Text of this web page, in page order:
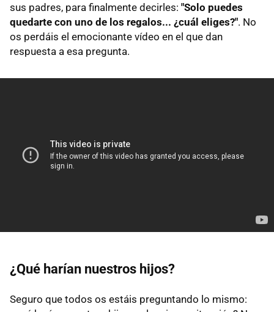
sus padres, para finalmente decirles: "Solo puedes
quedarte con uno de los regalos... ¿cuál eliges?". No
os perdáis el emocionante vídeo en el que dan
respuesta a esa pregunta.
¿Qué harían nuestros hijos?
Seguro que todos os estáis preguntando lo mismo: